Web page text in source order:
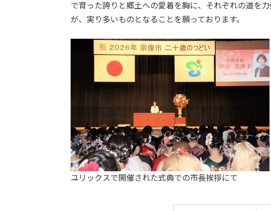
で育った誇りと郷土への愛着を胸に、それぞれの道を
が、実り多いものとなることを願っております。
ユリックスで開催された式典での市長挨拶にて